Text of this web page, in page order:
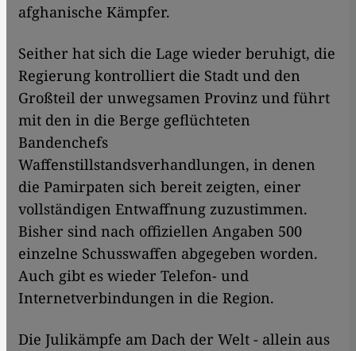
afghanische Kämpfer.
Seither hat sich die Lage wieder beruhigt, die
Regierung kontrolliert die Stadt und den
Großteil der unwegsamen Provinz und führt
mit den in die Berge geflüchteten
Bandenchefs
Waffenstillstandsverhandlungen, in denen
die Pamirpaten sich bereit zeigten, einer
vollständigen Entwaffnung zuzustimmen.
Bisher sind nach offiziellen Angaben 500
einzelne Schusswaffen abgegeben worden.
Auch gibt es wieder Telefon- und
Internetverbindungen in die Region.
Die Julikämpfe am Dach der Welt - allein aus